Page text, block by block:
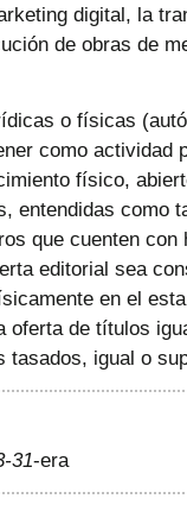
digital, la
de obras de
o físicas
como actividad
físico,
entendidas como
que cuenten con
editorial sea
en el
oferta de títulos
tasados, igual o
31-era